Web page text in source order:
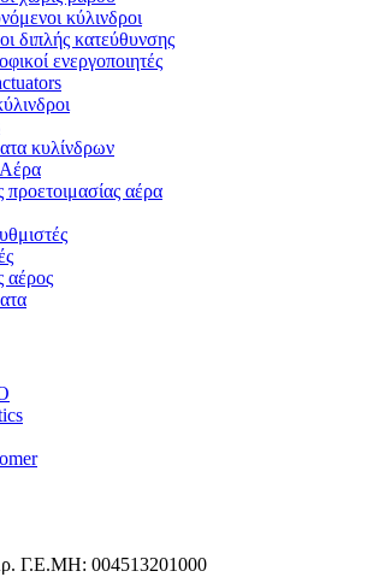
κύλινδροι
διπλής κατεύθυνσης
ενεργοποιητές
κυλίνδρων
αέρα
αέρος
Γ.Ε.ΜΗ: 004513201000